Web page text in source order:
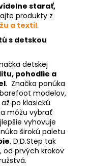
starať,
produkty z
a textil.
s detskou
detskej
pohodlie a
. Značka ponúka
modelov,
po klasickú
môžu vybrať
vyhovuje
širokú paletu
. D.D.Step tak
od prvých krokov